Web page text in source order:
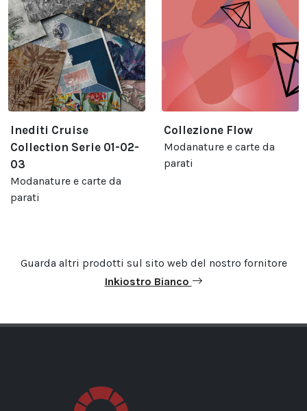
Inediti Cruise
Collection Serie 01-02-
03
Modanature e carte da
parati
Collezione Flow
Modanature e carte da
parati
Guarda altri prodotti sul sito web del nostro fornitore
Inkiostro Bianco